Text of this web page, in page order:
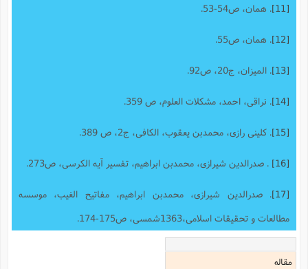
. همان، ص54-53.
. همان، ص55.
. المیزان، ج20، ص92.
. نراقی، احمد، مشکلات العلوم، ص 359.
. کلینی رازی، محمدبن یعقوب، الکافی، ج2، ص 389.
. صدرالدین شیرازی، محمدبن ابراهیم، تفسیر آیه الکرسی، ص273.
. صدرالدین شیرازی، محمدبن ابراهیم، مفاتیح الغیب، موسسه
مطالعات و تحقیقات اسلامی،1363شمسی، ص175-174.
مقاله